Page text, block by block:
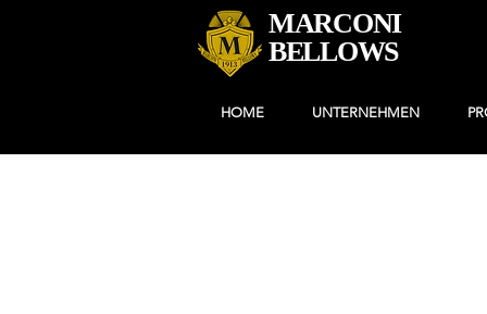
MARCONI
BELLOWS
HOME UNTERNEHMEN